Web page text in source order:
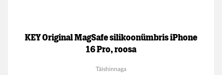
KEY Original MagSafe silikoonümbris iPhone
16 Pro, roosa
Täishinnaga